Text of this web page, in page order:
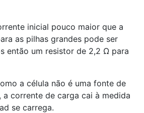
inicial pouco maior que a
as pilhas grandes pode ser
então um resistor de 2,2 Ω para
a célula não é uma fonte de
corrente de carga cai à medida
se carrega.